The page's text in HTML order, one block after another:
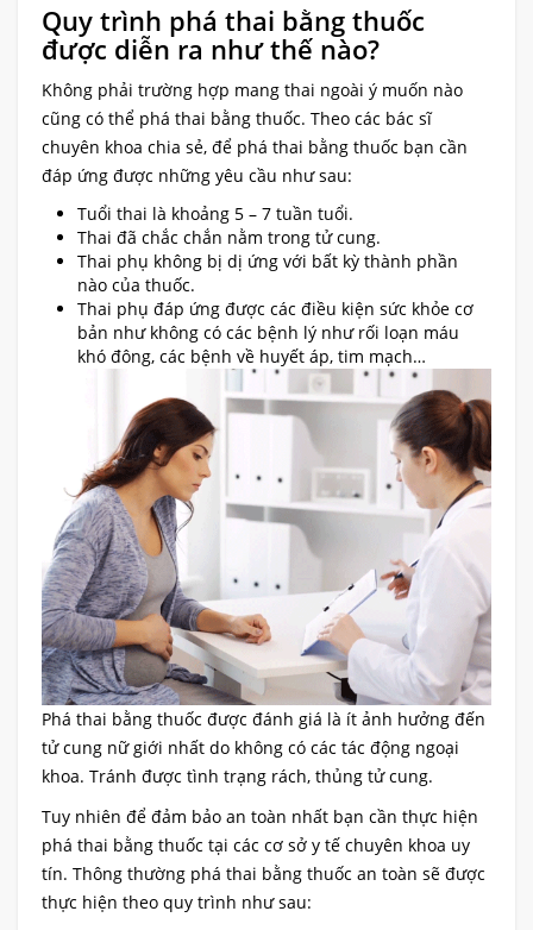
Quy trình phá thai bằng thuốc
được diễn ra như thế nào?
Không phải trường hợp mang thai ngoài ý muốn nào
cũng có thể phá thai bằng thuốc. Theo các bác sĩ
chuyên khoa chia sẻ, để phá thai bằng thuốc bạn cần
đáp ứng được những yêu cầu như sau:
Tuổi thai là khoảng 5 – 7 tuần tuổi.
Thai đã chắc chắn nằm trong tử cung.
Thai phụ không bị dị ứng với bất kỳ thành phần
nào của thuốc.
Thai phụ đáp ứng được các điều kiện sức khỏe cơ
bản như không có các bệnh lý như rối loạn máu
khó đông, các bệnh về huyết áp, tim mạch…
Phá thai bằng thuốc được đánh giá là ít ảnh hưởng đến
tử cung nữ giới nhất do không có các tác động ngoại
khoa. Tránh được tình trạng rách, thủng tử cung.
Tuy nhiên để đảm bảo an toàn nhất bạn cần thực hiện
phá thai bằng thuốc tại các cơ sở y tế chuyên khoa uy
tín. Thông thường phá thai bằng thuốc an toàn sẽ được
thực hiện theo quy trình như sau: